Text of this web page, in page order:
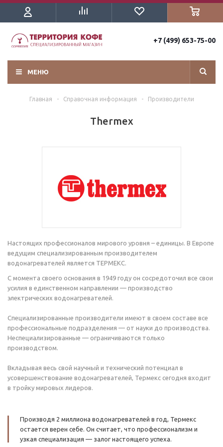
+7 (499) 653-75-00
МЕНЮ
Главная - Справочная информация - Производители
Thermex
Настоящих профессионалов мирового уровня – единицы. В Европе
ведущим специализированным производителем
водонагревателей является ТЕРМЕКС.
С момента своего основания в 1949 году он сосредоточил все свои
усилия в единственном направлении — производство
электрических водонагревателей.
Специализированные производители имеют в своем составе все
профессиональные подразделения — от науки до производства.
Неспециализированные — ограничиваются только
производством.
Вкладывая весь свой научный и технический потенциал в
усовершенствование водонагревателей, Термекс сегодня входит
в тройку мировых лидеров.
Производя 2 миллиона водонагревателей в год, Термекс
остается верен себе. Он считает, что профессионализм и
узкая специализация — залог настоящего успеха.